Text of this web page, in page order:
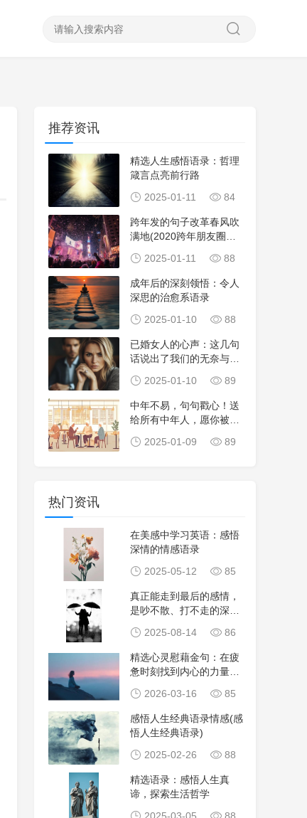
推荐资讯
精选人生感悟语录：哲理
箴言点亮前行路
2025-01-11
84
跨年发的句子改革春风吹
满地(2020跨年朋友圈句
2025-01-11 88
成年后的深刻领悟：令人
深思的治愈系语录
2025-01-10
88
已婚女人的心声：这几句
话说出了我们的无奈与真
2025-01-10 89
中年不易，句句戳心！送
给所有中年人，愿你被世
2025-01-09 89
热门资讯
在美感中学习英语：感悟
深情的情感语录
2025-05-12
85
真正能走到最后的感情，
是吵不散、打不走的深情
2025-08-14 86
精选心灵慰藉金句：在疲
惫时刻找到内心的力量与
2026-03-16 85
感悟人生经典语录情感(感
悟人生经典语录)
2025-02-26
88
精选语录：感悟人生真
谛，探索生活哲学